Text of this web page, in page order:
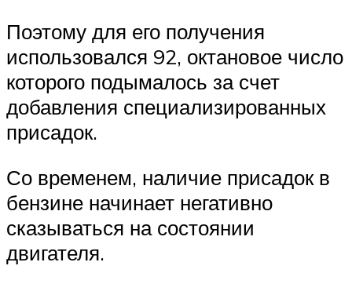
Поэтому для его получения
использовался 92, октановое число
которого подымалось за счет
добавления специализированных
присадок.
Со временем, наличие присадок в
бензине начинает негативно
сказываться на состоянии
двигателя.